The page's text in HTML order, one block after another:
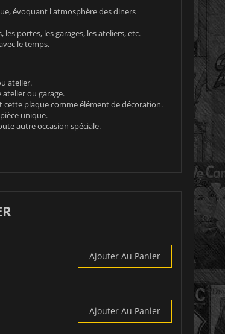
évoquant l'atmosphère des diners
portes, les garages, les ateliers, etc.
le temps.
atelier.
ou garage.
plaque comme élément de décoration.
unique.
autre occasion spéciale.
Ajouter Au Panier
Ajouter Au Panier